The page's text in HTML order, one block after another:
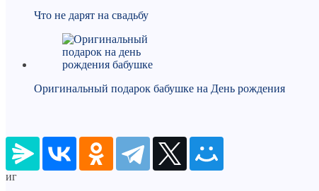
Что не дарят на свадьбу
Оригинальный подарок бабушке на День рождения
иг